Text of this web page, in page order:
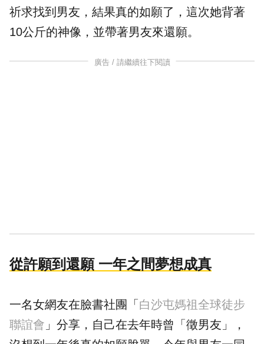
祈求找到 男友 ，結果真的如願了，這次她背著
10公斤的神像，並帶著男友來還願。
廣告 / 請繼續往下閱讀
從許願到還願 一年之間夢想成真
一名女網友在臉書社團「 白沙屯媽祖全球徒步
聯誼會 」分享，自己在去年時曾「徵男友」，